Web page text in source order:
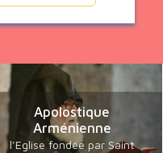
Apolostique
Arménienne
l’Eglise fondée par Saint